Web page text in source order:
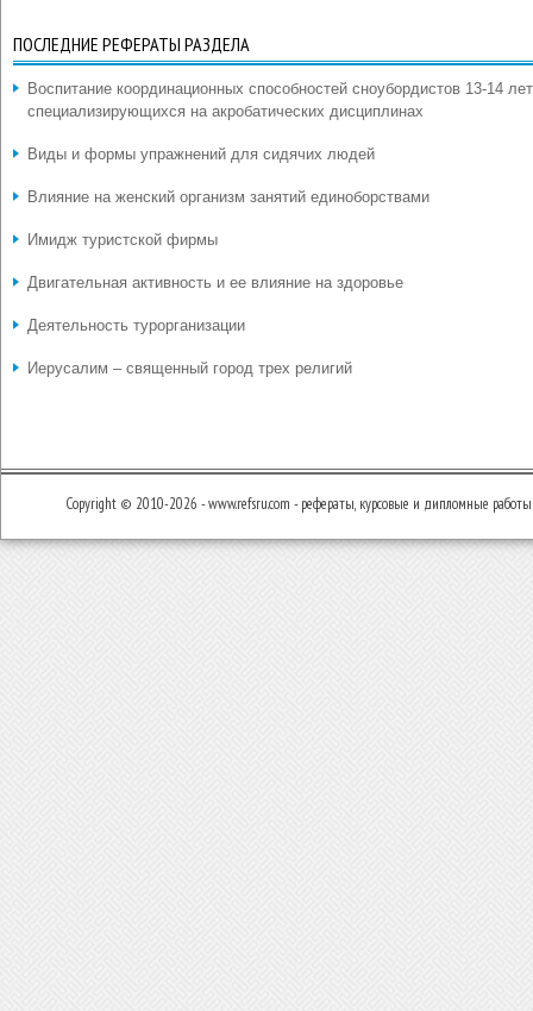
ПОСЛЕДНИЕ РЕФЕРАТЫ РАЗДЕЛА
Воспитание координационных способностей сноубордистов 13-14
специализирующихся на акробатических дисциплинах
Виды и формы упражнений для сидячих людей
Влияние на женский организм занятий единоборствами
Имидж туристской фирмы
Двигательная активность и ее влияние на здоровье
Деятельность турорганизации
Иерусалим – священный город трех религий
Copyright © 2010-2026 - www.refsru.com - рефераты, курсовые и дипломные работы